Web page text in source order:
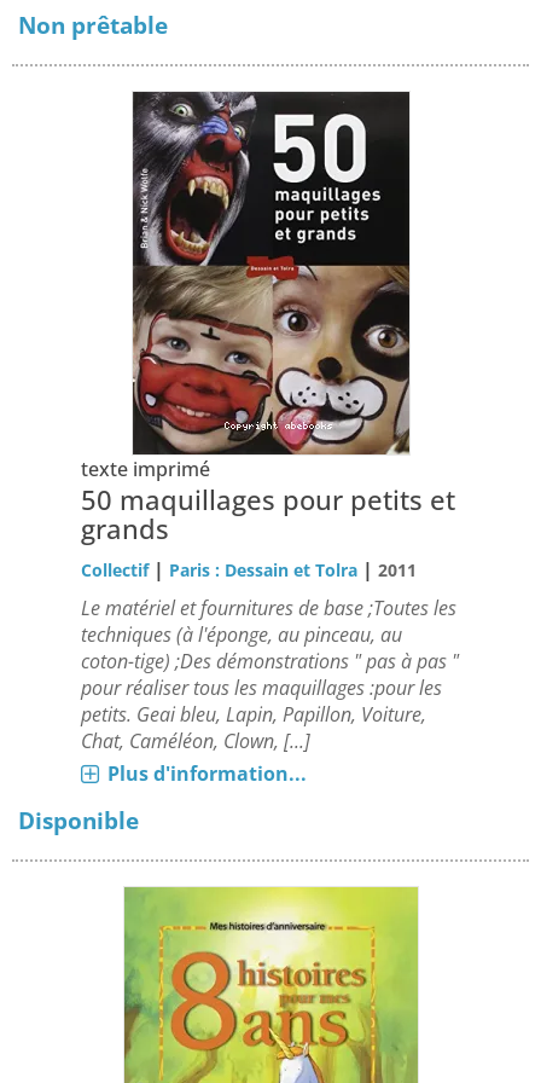
Non prêtable
texte imprimé
50 maquillages pour petits et
grands
Collectif | Paris : Dessain et Tolra |2011
Le matériel et fournitures de base ;Toutes les
techniques (à l'éponge, au pinceau, au
coton-tige) ;Des démonstrations " pas à pas "
pour réaliser tous les maquillages :pour les
petits. Geai bleu, Lapin, Papillon, Voiture,
Chat, Caméléon, Clown, [...]
Plus d'information...
Disponible